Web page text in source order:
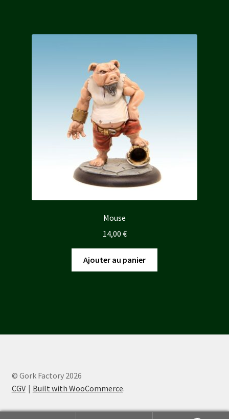
Mouse
14,00 €
Ajouter au panier
© Gork Factory 2026
CGV
Built with WooCommerce.